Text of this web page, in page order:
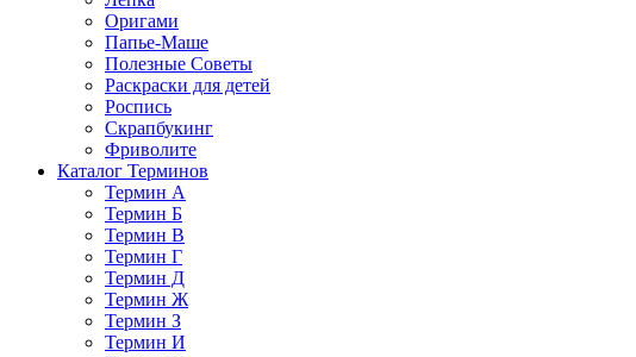
Оригами
Папье-Маше
Полезные Советы
Раскраски для детей
Роспись
Скрапбукинг
Фриволите
Каталог Терминов
Термин А
Термин Б
Термин В
Термин Г
Термин Д
Термин Ж
Термин З
Термин И